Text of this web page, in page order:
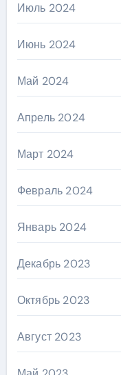
Июль 2024
Июнь 2024
Май 2024
Апрель 2024
Март 2024
Февраль 2024
Январь 2024
Декабрь 2023
Октябрь 2023
Август 2023